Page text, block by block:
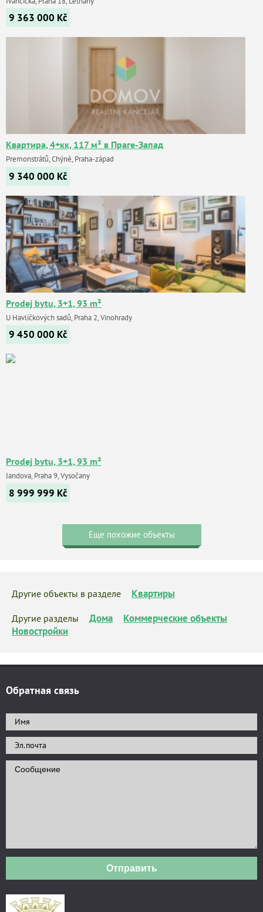
9 363 000 Kč
Квартира, 4+кк, 117 м² в Праге-Запад
Premonstrátů, Chýně, Praha-západ
9 340 000 Kč
Prodej bytu, 3+1, 93 m²
U Havlíčkových sadů, Praha 2, Vinohrady
9 450 000 Kč
Prodej bytu, 3+1, 93 m²
Jandova, Praha 9, Vysočany
8 999 999 Kč
Еще похожие объекты
Другие объекты в разделе Квартиры
Другие разделы Дома
Коммерческие объекты
Новостройки
Обратная связь
Отправить